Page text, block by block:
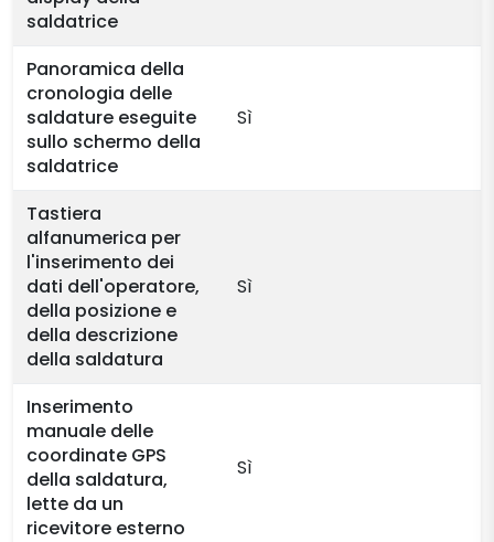
saldatrice
Panoramica della
cronologia delle
saldature eseguite
sullo schermo della
saldatrice
Sì
Tastiera
alfanumerica per
l'inserimento dei
dati dell'operatore,
della posizione e
della descrizione
della saldatura
Sì
Inserimento
manuale delle
coordinate GPS
della saldatura,
lette da un
ricevitore esterno
Sì